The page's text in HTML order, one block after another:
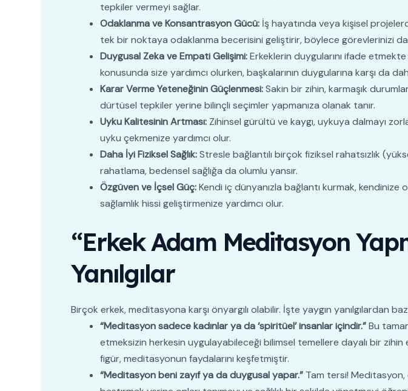
tepkiler vermeyi sağlar.
Odaklanma ve Konsantrasyon Gücü: İş hayatında veya kişisel
tek bir noktaya odaklanma becerisini geliştirir, böylece görevlerinizi
Duygusal Zeka ve Empati Gelişimi:Erkeklerin duygularını ifade etmekte
konusunda size yardımcı olurken, başkalarının duygularına karşı da
Karar Verme Yeteneğinin Güçlenmesi:Sakin bir zihin, karmaşık
dürtüsel tepkiler yerine bilinçli seçimler yapmanıza olanak tanır.
Uyku Kalitesinin Artması: Zihinsel gürültü ve kaygı, uykuya dalmayı
uyku çekmenize yardımcı olur.
Daha İyi Fiziksel Sağlık:Stresle bağlantılı birçok fiziksel rahatsızlık
rahatlama, bedensel sağlığa da olumlu yansır.
Özgüven ve İçsel Güç:Kendi iç dünyanızla bağlantı kurmak, kendinize
sağlamlık hissi geliştirmenize yardımcı olur.
“Erkek Adam Meditasyon
Yanılgılar
Birçok erkek, meditasyona karşı önyargılı olabilir. İşte yaygın yanılgılardan
“Meditasyon sadece kadınlar ya da ‘spiritüel’ insanlar içindir.”Bu
etmeksizin herkesin uygulayabileceği bilimsel temellere dayalı bir
figür, meditasyonun faydalarını keşfetmiştir.
“Meditasyon beni zayıf ya da duygusal yapar.” Tam tersi! Meditasyon,